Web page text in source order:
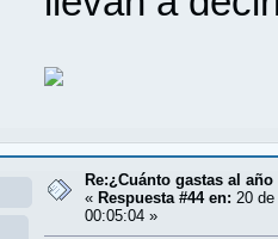
Re:¿Cuánto gastas al
« Respuesta #44 en: 20
00:05:04 »